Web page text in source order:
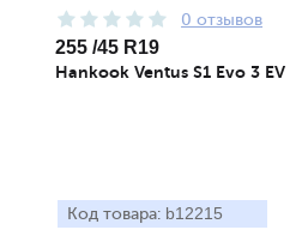
0 отзывов
255 /45 R19
Hankook Ventus S1 Evo 3 EV
Код товара: b12215